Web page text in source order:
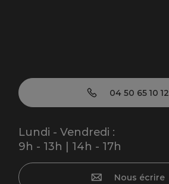
04 50 65 10 12
Lundi - Vendredi :
9h - 13h | 14h - 17h
Nous écrire